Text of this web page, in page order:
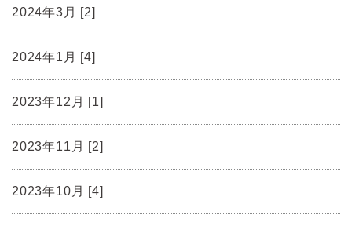
2024年3月 [2]
2024年1月 [4]
2023年12月 [1]
2023年11月 [2]
2023年10月 [4]